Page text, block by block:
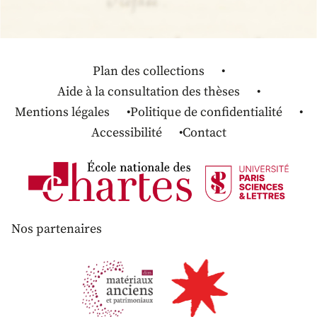
Plan des collections
Aide à la consultation des thèses
Mentions légales
Politique de confidentialité
Accessibilité
Contact
Nos partenaires